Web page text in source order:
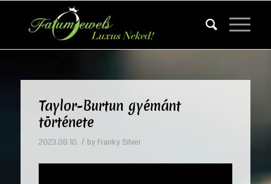
Taylor-Burtun gyémánt
története
2023.08.10. / by Franky Silver